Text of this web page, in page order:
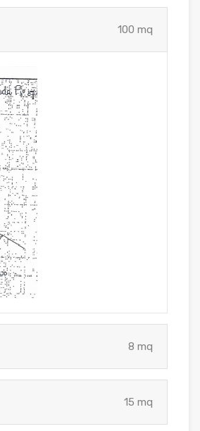
100 mq
8 mq
15 mq